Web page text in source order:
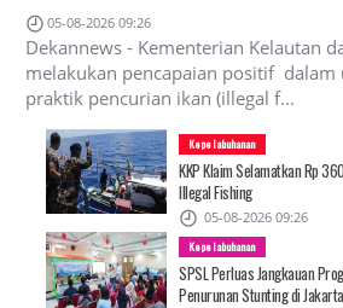
05-08-2026 09:26
Dekannews - Kementerian Kelautan
melakukan pencapaian positif dalam
praktik pencurian ikan (illegal f...
Kepelabuhanan
KKP Klaim Selamatkan Rp
Illegal Fishing
05-08-2026 09:26
Kepelabuhanan
SPSL Perluas Jangkauan
Penurunan Stunting di